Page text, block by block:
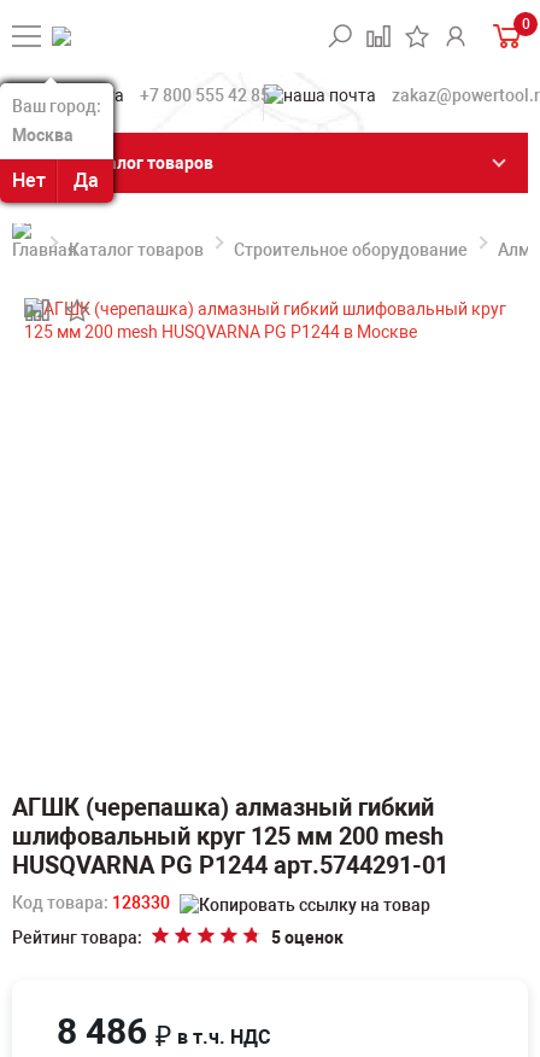
Ваш город:
Москва
Нет Да
Ваш город:
Москва
Нет Да
0
+7 800 555 42 85
Каталог товаров
Каталог товаров Строительное оборудование
АГШК (черепашка) алмазный гибкий
шлифовальный круг 125 мм 200 mesh
HUSQVARNA PG P1244 арт.5744291-01
Код товара: 128330
Рейтинг товара:
5 оценок
8 486 ₽ в т.ч. НДС